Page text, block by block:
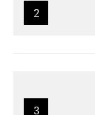
2
3